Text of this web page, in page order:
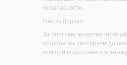
безопасности.
Нас выбирают
За поставку качественного
которое мы тестируем до
или при подготовке к монтажу.